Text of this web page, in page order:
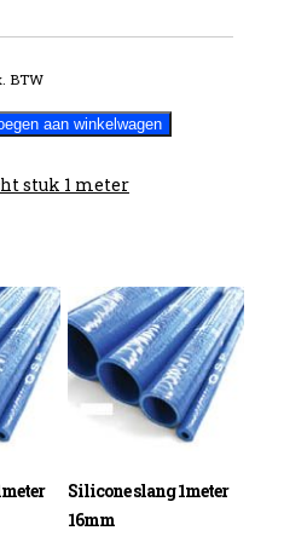
BTW
aan winkelwagen
stuk 1 meter
Silicone slang 1meter
16mm